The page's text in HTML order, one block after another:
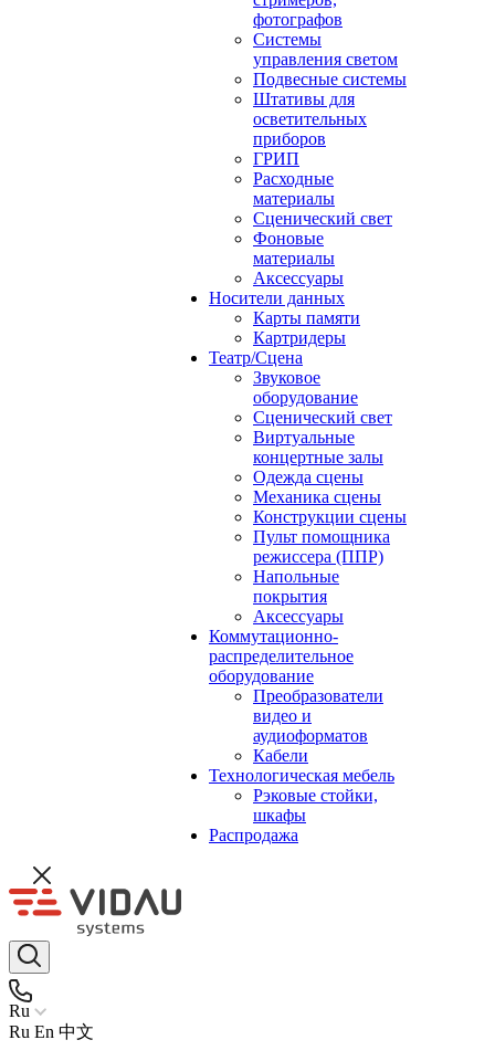
фотографов
Системы
управления светом
Подвесные системы
Штативы для
осветительных
приборов
ГРИП
Расходные
материалы
Сценический свет
Фоновые
материалы
Аксессуары
Носители данных
Карты памяти
Картридеры
Театр/Сцена
Звуковое
оборудование
Сценический свет
Виртуальные
концертные залы
Одежда сцены
Механика сцены
Конструкции сцены
Пульт помощника
режиссера (ППР)
Напольные
покрытия
Аксессуары
Коммутационно-
распределительное
оборудование
Преобразователи
видео и
аудиоформатов
Кабели
Технологическая мебель
Рэковые стойки,
шкафы
Распродажа
Ru
Ru En 中文